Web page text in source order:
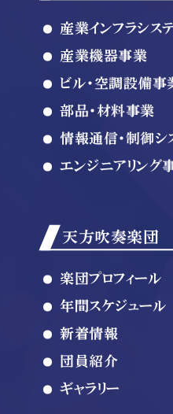
産業インフラシス
産業機器事業
ビル・空調設備事
部品・材料事業
情報通信・制御シ
エンジニアリング
天方吹奏楽団
楽団プロフィール
年間スケジュール
新着情報
団員紹介
ギャラリー